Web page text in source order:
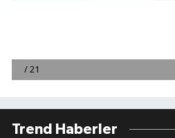
Trend Haberler